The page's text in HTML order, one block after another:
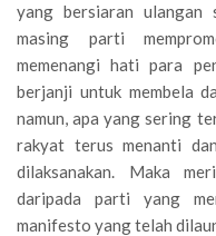
yang bersiaran ulangan
masing parti
memenangi hati para
berjanji untuk membela
namun, apa yang sering
rakyat terus menanti
dilaksanakan. Maka
daripada parti yang
manifesto yang telah